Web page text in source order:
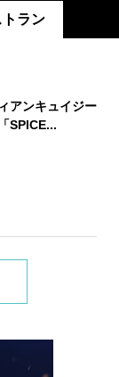
ラン
アンキュイジー
SPICE...